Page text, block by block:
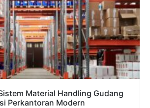
Material Handling Gudang
Perkantoran Modern